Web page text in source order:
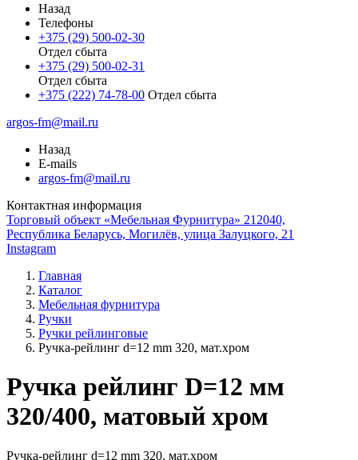
Назад
Телефоны
+375 (29) 500-02-30
Отдел сбыта
+375 (29) 500-02-31
Отдел сбыта
+375 (222) 74-78-00 Отдел сбыта
argos-fm@mail.ru
Назад
E-mails
argos-fm@mail.ru
Контактная информация
Торговый объект «Мебельная Фурнитура» 212040,
Республика Беларусь, Могилёв, улица Залуцкого, 21
Instagram
Главная
Каталог
Мебельная фурнитура
Ручки
Ручки рейлинговые
Ручка-рейлинг d=12 mm 320, мат.хром
Ручка рейлинг D=12 мм
320/400, матовый хром
Ручка-рейлинг d=12 mm 320, мат.хром